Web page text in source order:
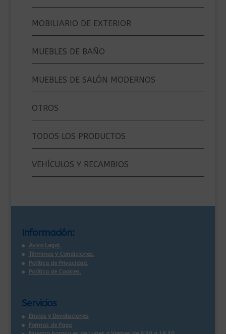
MOBILIARIO DE EXTERIOR
MUEBLES DE BAÑO
MUEBLES DE SALÓN MODERNOS
OTROS
TODOS LOS PRODUCTOS
VEHÍCULOS Y RECAMBIOS
Información:
Aviso Legal.
Términos y Condiciones.
Política de Privacidad.
Política de Cookies.
Servicios
Envios y Devoluciones
Formas de Pago